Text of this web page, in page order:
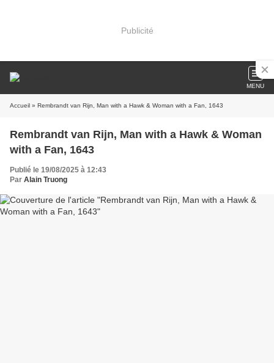
Publicité
MENU
Accueil » Rembrandt van Rijn, Man with a Hawk & Woman with a Fan, 1643
Rembrandt van Rijn, Man with a Hawk & Woman
with a Fan, 1643
Publié le 19/08/2025 à 12:43
Par Alain Truong